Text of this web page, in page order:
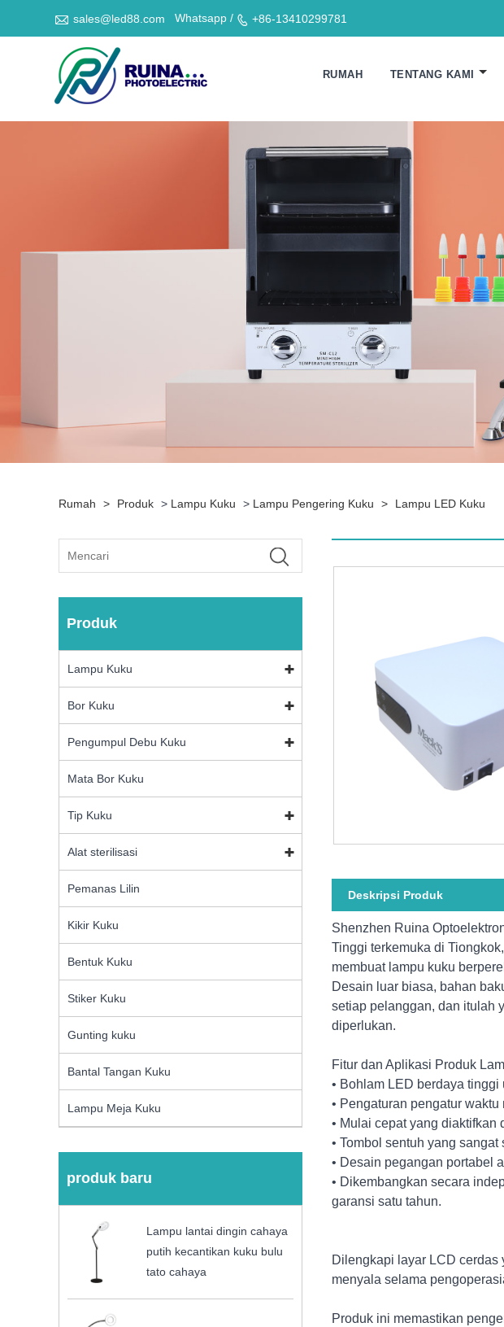
 sales@led88.com Whatsapp /  +86-13410299781
RUMAH TENTANG KAMI
Rumah > Produk > Lampu Kuku > Lampu Pengering Kuku > Lampu LED Kuku
Produk
Lampu Kuku
Bor Kuku
Pengumpul Debu Kuku
Mata Bor Kuku
Tip Kuku
Alat sterilisasi
Pemanas Lilin
Kikir Kuku
Bentuk Kuku
Stiker Kuku
Gunting kuku
Bantal Tangan Kuku
Lampu Meja Kuku
produk baru
Lampu lantai dingin cahaya
putih kecantikan kuku bulu
tato cahaya
Deskripsi Produk
Shenzhen Ruina
Tinggi terkemuka di
membuat lampu kuku
Desain luar biasa, bahan
setiap pelanggan, dan itulah
diperlukan.
Fitur dan Aplikasi Produk
• Bohlam LED berdaya
• Pengaturan pengatur waktu
• Mulai cepat yang diaktifkan
• Tombol sentuh yang
• Desain pegangan portabel
• Dikembangkan secara
garansi satu tahun.
Dilengkapi layar LCD cerdas
menyala selama
Produk ini memastikan